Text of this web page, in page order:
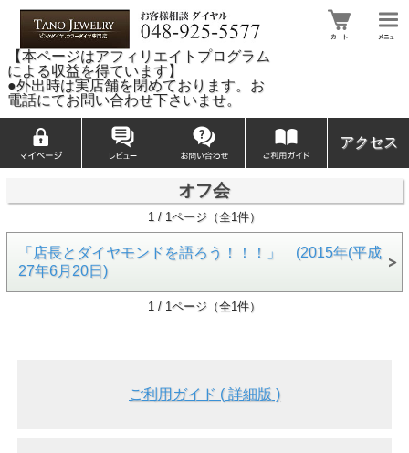
【本ページはアフィリエイトプログラム
による収益を得ています】
●外出時は実店舗を閉めております。お
電話にてお問い合わせ下さいませ。
アクセス
オフ会
1 / 1ページ（全1件）
「店長とダイヤモンドを語ろう！！！」 (2015年(平成
27年6月20日)
1 / 1ページ（全1件）
ご利用ガイド ( 詳細版 )